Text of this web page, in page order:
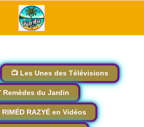
📺 Les Unes des Télévisions
Remèdes du Jardin
RIMÉD RAZYÉ en Vidéos